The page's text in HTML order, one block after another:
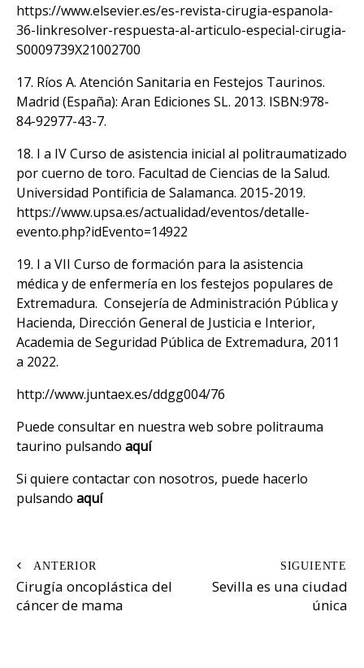
https://www.elsevier.es/es-revista-cirugia-espanola-
36-linkresolver-respuesta-al-articulo-especial-cirugia-
S0009739X21002700
17. Ríos A. Atención Sanitaria en Festejos Taurinos.
Madrid (España): Aran Ediciones SL. 2013. ISBN:978-
84-92977-43-7.
18. I a IV Curso de asistencia inicial al politraumatizado
por cuerno de toro. Facultad de Ciencias de la Salud.
Universidad Pontificia de Salamanca. 2015-2019.
https://www.upsa.es/actualidad/eventos/detalle-
evento.php?idEvento=14922
19. I a VII Curso de formación para la asistencia
médica y de enfermería en los festejos populares de
Extremadura. Consejería de Administración Pública y
Hacienda, Dirección General de Justicia e Interior,
Academia de Seguridad Pública de Extremadura, 2011
a 2022.
http://www.juntaex.es/ddgg004/76
Puede consultar en nuestra web sobre politrauma
taurino pulsando aquí
Si quiere contactar con nosotros, puede hacerlo
pulsando aquí
Navegación
de
entradas
Cirugía oncoplástica del
cáncer de mama
Sevilla es una ciudad
única